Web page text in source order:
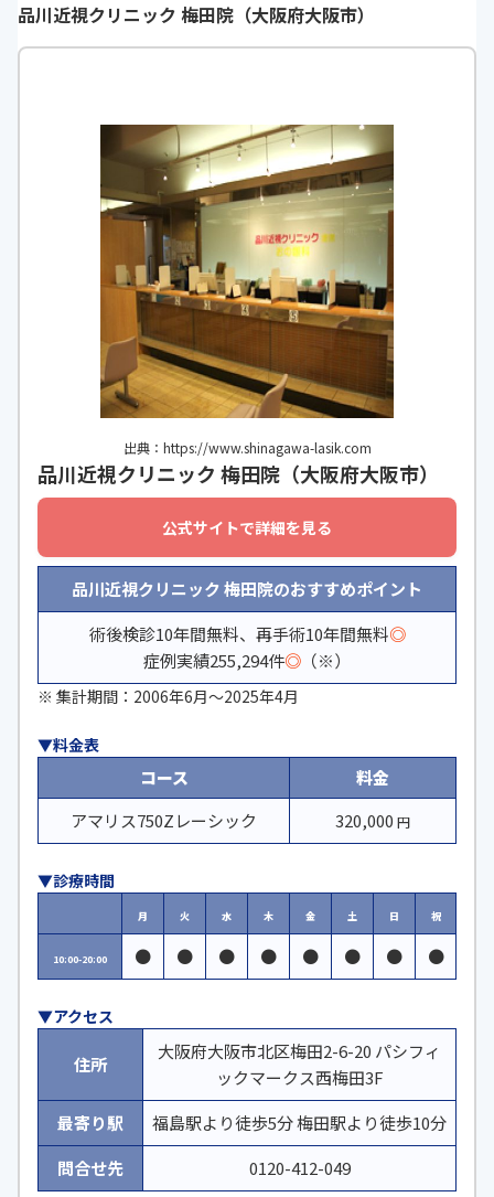
品川近視クリニック 梅田院（大阪府大阪市）
出典：https://www.shinagawa-lasik.com
品川近視クリニック 梅田院（大阪府大阪市）
公式サイトで詳細を見る
品川近視クリニック 梅田院のおすすめポイント
術後検診10年間無料、再手術10年間無料◎
症例実績255,294件◎ （※）
※ 集計期間：2006年6月〜2025年4月
▼料金表
コース
料金
アマリス750Zレーシック
320,000 円
▼診療時間
月 火 水 木 金 土 日 祝
10:00-20:00 ● ● ● ● ● ● ● ●
▼アクセス
住所
大阪府大阪市北区梅田2-6-20 パシフィ
ックマークス西梅田3F
最寄り駅
福島駅より徒歩5分 梅田駅より徒歩10分
問合せ先
0120-412-049